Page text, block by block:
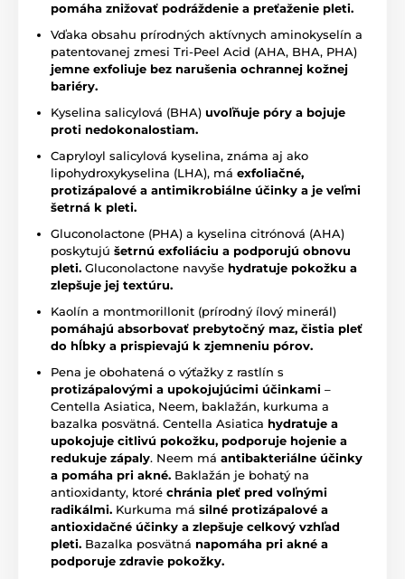
pomáha znižovať podráždenie a preťaženie pleti.
Vďaka obsahu prírodných aktívnych aminokyselín a
patentovanej zmesi Tri-Peel Acid (AHA, BHA, PHA)
jemne exfoliuje bez narušenia ochrannej kožnej
bariéry.
Kyselina salicylová (BHA) uvoľňuje póry a bojuje
proti nedokonalostiam.
Capryloyl salicylová kyselina, známa aj ako
lipohydroxykyselina (LHA), má exfoliačné,
protizápalové a antimikrobiálne účinky a je veľmi
šetrná k pleti.
Gluconolactone (PHA) a kyselina citrónová (AHA)
poskytujú šetrnú exfoliáciu a podporujú obnovu
pleti. Gluconolactone navyše hydratuje pokožku a
zlepšuje jej textúru.
Kaolín a montmorillonit (prírodný ílový minerál)
pomáhajú absorbovať prebytočný maz, čistia pleť
do hĺbky a prispievajú k zjemneniu pórov.
Pena je obohatená o výťažky z rastlín s
protizápalovými a upokojujúcimi účinkami –
Centella Asiatica, Neem, baklažán, kurkuma a
bazalka posvätná. Centella Asiatica hydratuje a
upokojuje citlivú pokožku, podporuje hojenie a
redukuje zápaly. Neem má antibakteriálne účinky
a pomáha pri akné. Baklažán je bohatý na
antioxidanty, ktoré chránia pleť pred voľnými
radikálmi. Kurkuma má silné protizápalové a
antioxidačné účinky a zlepšuje celkový vzhľad
pleti. Bazalka posvätná napomáha pri akné a
podporuje zdravie pokožky.